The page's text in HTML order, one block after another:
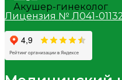
Акушер-гинеколог
Лицензия № Л041-